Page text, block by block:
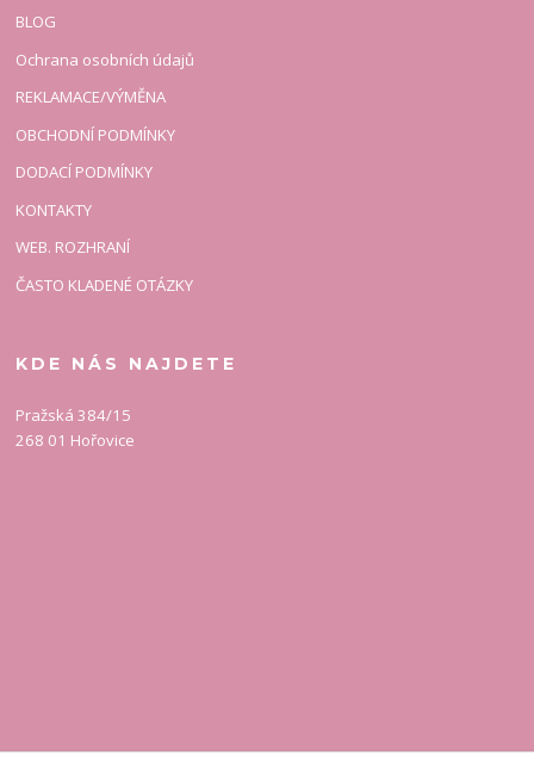
BLOG
Ochrana osobních údajů
REKLAMACE/VÝMĚNA
OBCHODNÍ PODMÍNKY
DODACÍ PODMÍNKY
KONTAKTY
WEB. ROZHRANÍ
ČASTO KLADENÉ OTÁZKY
KDE NÁS NAJDETE
Pražská 384/15
268 01 Hořovice